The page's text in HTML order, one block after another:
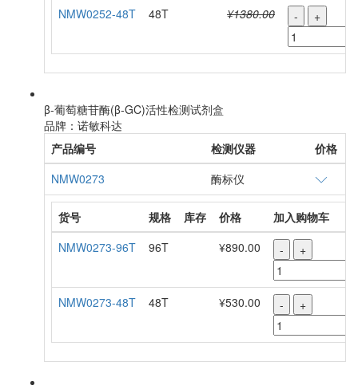
NMW0252-48T 48T ¥1380.00 - +
β-葡萄糖苷酶(β-GC)活性检测试剂盒
品牌：诺敏科达
产品编号
检测仪器
价格
NMW0273
酶标仪
货号 规格 库存 价格
加入购物车
NMW0273-96T
96T ¥890.00 - +
NMW0273-48T 48T ¥530.00 - +